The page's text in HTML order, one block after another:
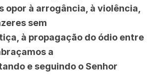
opor à arrogância, à violência,
sem
à propagação do ódio entre
a
e seguindo o Senhor